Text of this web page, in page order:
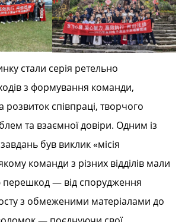
стали серія ретельно
з формування команди,
співпраці, творчого
та взаємної довіри. Одним із
був виклик «місія
команди з різних відділів мали
перешкод — від спорудження
з обмеженими матеріалами до